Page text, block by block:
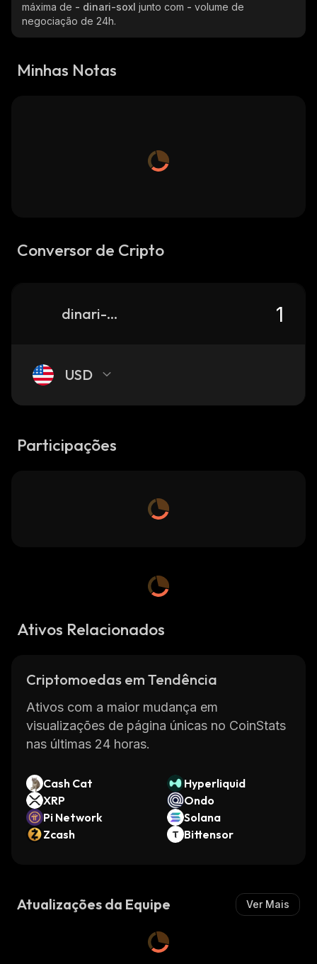
máxima de - dinari-soxl junto com - volume de
negociação de 24h.
Minhas Notas
Conversor de Cripto
dinari-soxl
USD
Participações
Ativos Relacionados
Criptomoedas em Tendência
Ativos com a maior mudança em
visualizações de página únicas no CoinStats
nas últimas 24 horas.
Cash Cat
Hyperliquid
XRP
Ondo
Pi Network
Solana
Zcash
Bittensor
Atualizações da Equipe Ver Mais